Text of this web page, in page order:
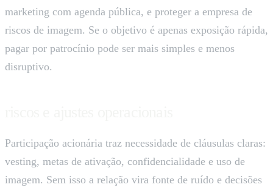
marketing com agenda pública, e proteger a empresa de
riscos de imagem. Se o objetivo é apenas exposição rápida,
pagar por patrocínio pode ser mais simples e menos
disruptivo.
Participação acionária traz necessidade de cláusulas claras:
vesting, metas de ativação, confidencialidade e uso de
imagem. Sem isso a relação vira fonte de ruído e decisões